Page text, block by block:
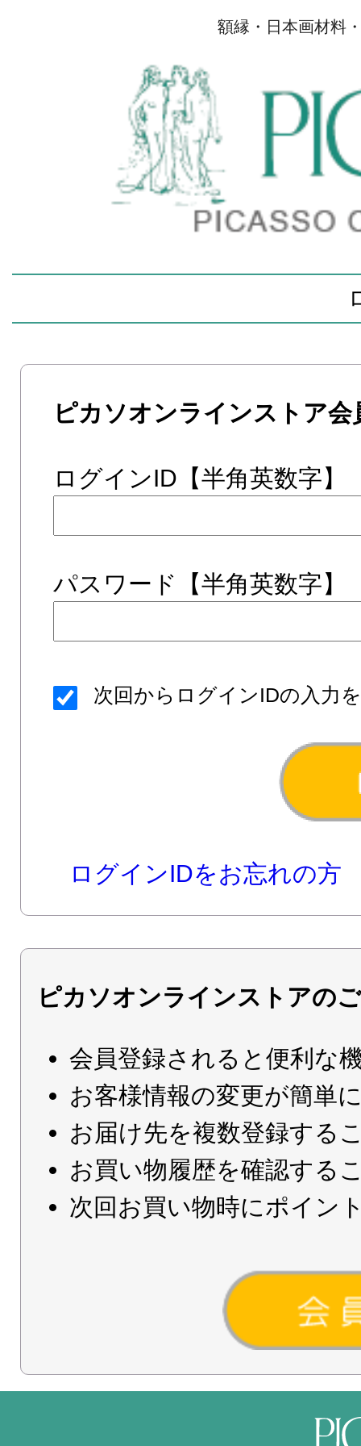
額縁・日本画材料
ピカソオンラインストア会
ログインID【半角英数字】
パスワード【半角英数字】
次回からログインIDの入力
ログインIDをお忘れの方
ピカソオンラインストアの
会員登録されると便利な
お客様情報の変更が簡単
お届け先を複数登録する
お買い物履歴を確認する
次回お買い物時にポイン